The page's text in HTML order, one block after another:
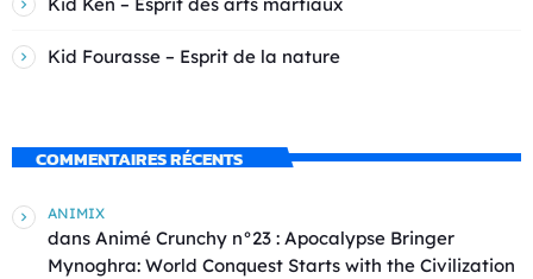
Kid Ken – Esprit des arts martiaux
Kid Fourasse – Esprit de la nature
COMMENTAIRES RÉCENTS
ANIMIX
dans Animé Crunchy n°23 : Apocalypse Bringer
Mynoghra: World Conquest Starts with the Civilization